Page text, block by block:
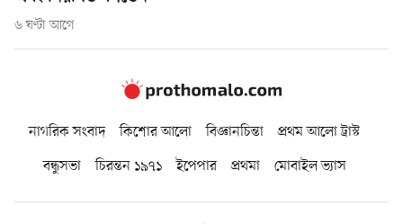
৬ ঘণ্টা আগে
নাগরিক সংবাদ কিশোর আলো বিজ্ঞানচিন্তা
প্রথম আলো ট্রাস্ট
বন্ধুসভা
চিরন্তন ১৯৭১ ইপেপার প্রথমা মোবাইল ভ্যাস